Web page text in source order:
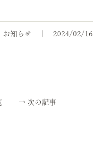
お知らせ 2024/02/16
→ 次の記事